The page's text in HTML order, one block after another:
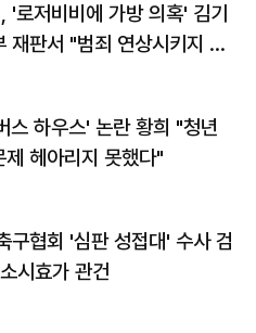
'로저비비에 가방 의혹' 김기
재판서 "범죄 연상시키지 말
스 하우스' 논란 황희 "청년
제 헤아리지 못했다"
구협회 '심판 성접대' 수사 검
시효가 관건